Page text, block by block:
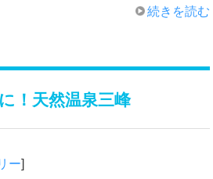
続きを読む
！天然温泉三峰
ー]